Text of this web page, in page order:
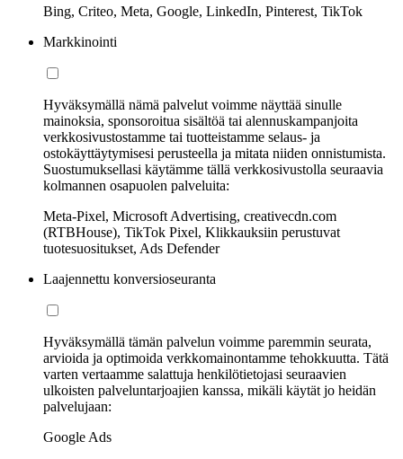
Bing, Criteo, Meta, Google, LinkedIn, Pinterest, TikTok
Markkinointi
Hyväksymällä nämä palvelut voimme näyttää sinulle
mainoksia, sponsoroitua sisältöä tai alennuskampanjoita
verkkosivustostamme tai tuotteistamme selaus- ja
ostokäyttäytymisesi perusteella ja mitata niiden onnistumista.
Suostumuksellasi käytämme tällä verkkosivustolla seuraavia
kolmannen osapuolen palveluita:
Meta-Pixel, Microsoft Advertising, creativecdn.com
(RTBHouse), TikTok Pixel, Klikkauksiin perustuvat
tuotesuositukset, Ads Defender
Laajennettu konversioseuranta
Hyväksymällä tämän palvelun voimme paremmin seurata,
arvioida ja optimoida verkkomainontamme tehokkuutta. Tätä
varten vertaamme salattuja henkilötietojasi seuraavien
ulkoisten palveluntarjoajien kanssa, mikäli käytät jo heidän
palvelujaan:
Google Ads